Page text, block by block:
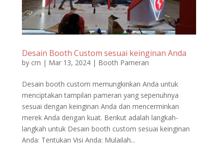
Desain Booth Custom sesuai keinginan Anda
by crn | Mar 13, 2024| Booth Pameran
Desain booth custom memungkinkan Anda untuk
menciptakan tampilan pameran yang sepenuhnya
sesuai dengan keinginan Anda dan mencerminkan
merek Anda dengan kuat. Berikut adalah langkah-
langkah untuk Desain booth custom sesuai keinginan
Anda: Tentukan Visi Anda: Mulailah...